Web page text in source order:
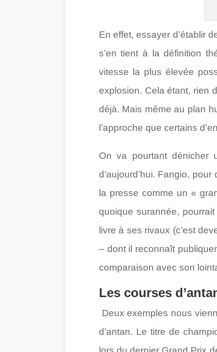
En effet, essayer d’établir
s’en tient à la définition
vitesse la plus élevée
explosion. Cela étant, rien
déjà. Mais même au plan
l’approche que certains
On va pourtant dénicher
d’aujourd’hui. Fangio,
la presse comme un «
quoique surannée,
livre à ses rivaux (c’est
– dont il reconnaît
comparaison avec son
Les courses
Deux exemples nous
d’antan. Le titre de